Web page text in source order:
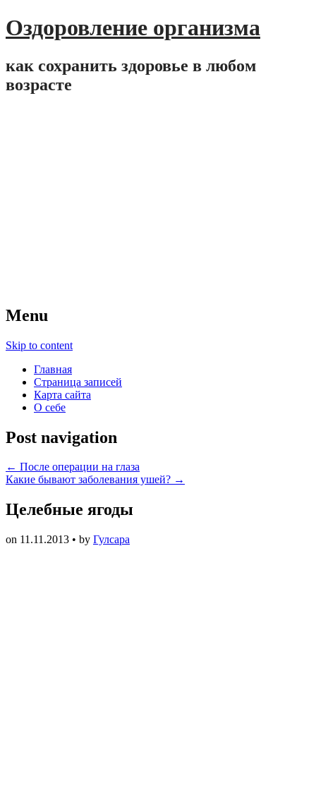
Оздоровление организма
как сохранить здоровье в любом
возрасте
Menu
Skip to content
Главная
Страница записей
Карта сайта
О себе
Post navigation
← После операции на глаза
Какие бывают заболевания ушей? →
Целебные ягоды
on 11.11.2013 • by Гулсара